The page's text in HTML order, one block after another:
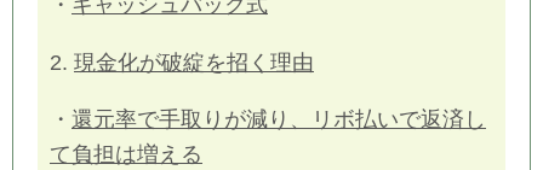
2. 現金化が破綻を招く理由
・ 還元率で手取りが減り、リボ払いで返済し
て負担は増える